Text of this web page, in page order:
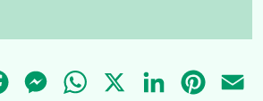
FACEBOOKMESSENGER
WHATSAPPLINKEDIN